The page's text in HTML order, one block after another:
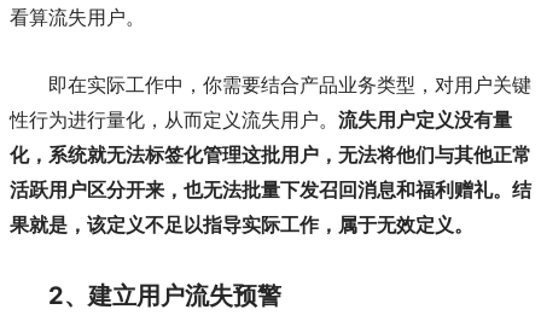
看算流失用户。
即在实际工作中，你需要结合产品业务类型，对用户关键
性行为进行量化，从而定义流失用户。 流失用户定义没有量
化，系统就无法标签化管理这批用户，无法将他们与其他正常
活跃用户区分开来，也无法批量下发召回消息和福利赠礼。结
果就是，该定义不足以指导实际工作，属于无效定义。
2、建立用户流失预警